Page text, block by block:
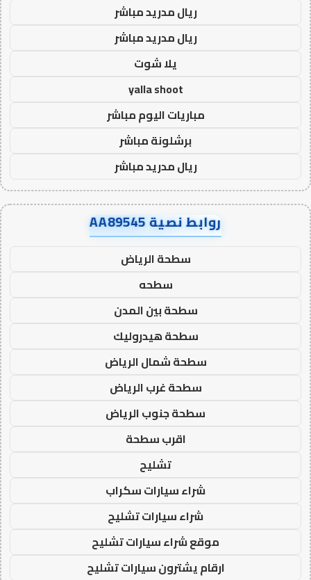
ريال مدريد مباشر
ريال مدريد مباشر
يلا شوت
yalla shoot
مباريات اليوم مباشر
برشلونة مباشر
ريال مدريد مباشر
روابط نصية AA89545
سطحة الرياض
سطحه
سطحة بين المدن
سطحة هيدروليك
سطحة شمال الرياض
سطحة غرب الرياض
سطحة جنوب الرياض
اقرب سطحة
تشليح
شراء سيارات سكراب
شراء سيارات تشليح
موقع شراء سيارات تشليح
ارقام يشترون سيارات تشليح